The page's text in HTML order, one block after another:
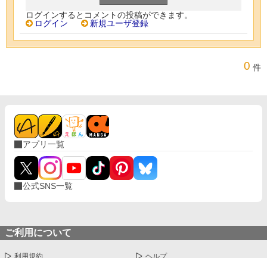
ログインするとコメントの投稿ができます。
ログイン
新規ユーザ登録
0 件
アプリ一覧
公式SNS一覧
ご利用について
利用規約 ヘルプ